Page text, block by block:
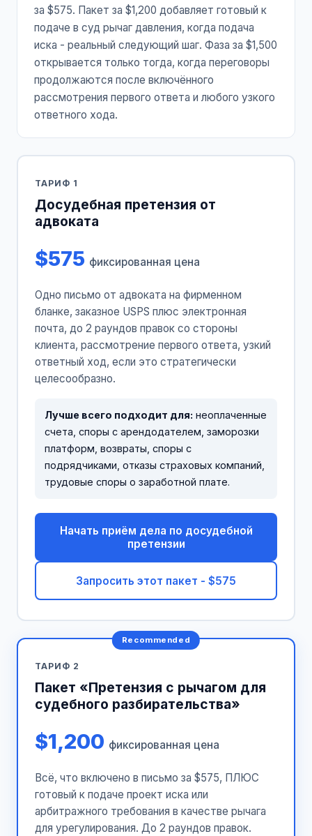
за $575. Пакет за $1,200 добавляет готовый к
подаче в суд рычаг давления, когда подача
иска - реальный следующий шаг. Фаза за $1,500
открывается только тогда, когда переговоры
продолжаются после включённого
рассмотрения первого ответа и любого узкого
ответного хода.
ТАРИФ 1
Досудебная претензия от
адвоката
$575 фиксированная цена
Одно письмо от адвоката на фирменном
бланке, заказное USPS плюс электронная
почта, до 2 раундов правок со стороны
клиента, рассмотрение первого ответа, узкий
ответный ход, если это стратегически
целесообразно.
Лучше всего подходит для: неоплаченные
счета, споры с арендодателем, заморозки
платформ, возвраты, споры с
подрядчиками, отказы страховых компаний,
трудовые споры о заработной плате.
Начать приём дела по досудебной
претензии
Запросить этот пакет - $575
ТАРИФ 2
Пакет «Претензия с рычагом для
судебного разбирательства»
$1,200 фиксированная цена
Всё, что включено в письмо за $575, ПЛЮС
готовый к подаче проект иска или
арбитражного требования в качестве рычага
для урегулирования. До 2 раундов правок.